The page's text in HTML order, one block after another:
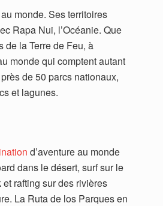
monde. Ses territoires
Rapa Nui, l’Océanie. Que
de la Terre de Feu, à
monde qui comptent autant
de 50 parcs nationaux,
et lagunes.
d’aventure au monde
dans le désert, surf sur le
rafting sur des rivières
La Ruta de los Parques en